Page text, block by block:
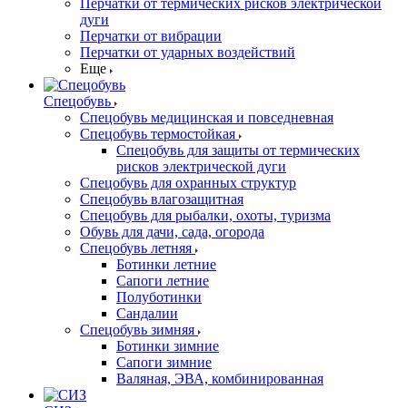
Перчатки от термических рисков электрической
дуги
Перчатки от вибрации
Перчатки от ударных воздействий
Еще
Спецобувь
Спецобувь медицинская и повседневная
Спецобувь термостойкая
Спецобувь для защиты от термических
рисков электрической дуги
Спецобувь для охранных структур
Спецобувь влагозащитная
Спецобувь для рыбалки, охоты, туризма
Обувь для дачи, сада, огорода
Спецобувь летняя
Ботинки летние
Сапоги летние
Полуботинки
Сандалии
Спецобувь зимняя
Ботинки зимние
Сапоги зимние
Валяная, ЭВА, комбинированная